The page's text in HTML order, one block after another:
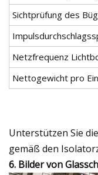
Sichtprüfung des
Netzfrequenz
Nettogewicht pro
Unterstützen Sie
gemäß den
6. Bilder von